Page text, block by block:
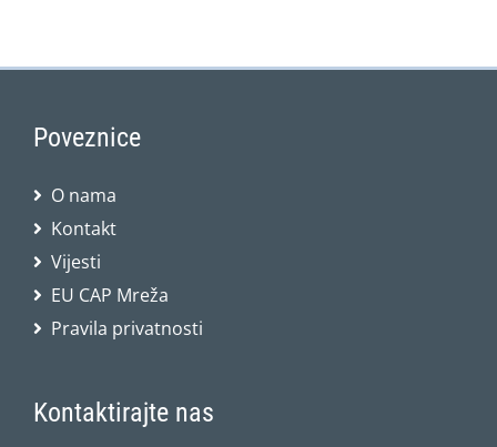
Poveznice
O nama
Kontakt
Vijesti
EU CAP Mreža
Pravila privatnosti
Kontaktirajte nas